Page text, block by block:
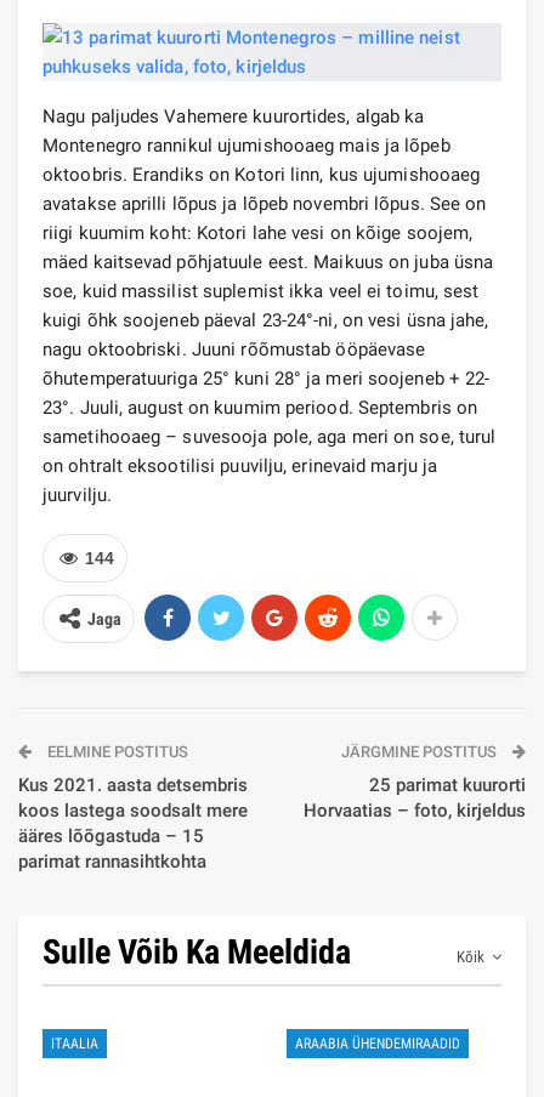
Nagu paljudes Vahemere kuurortides, algab ka
Montenegro rannikul ujumishooaeg mais ja lõpeb
oktoobris. Erandiks on Kotori linn, kus ujumishooaeg
avatakse aprilli lõpus ja lõpeb novembri lõpus. See on
riigi kuumim koht: Kotori lahe vesi on kõige soojem,
mäed kaitsevad põhjatuule eest. Maikuus on juba üsna
soe, kuid massilist suplemist ikka veel ei toimu, sest
kuigi õhk soojeneb päeval 23-24°-ni, on vesi üsna jahe,
nagu oktoobriski. Juuni rõõmustab ööpäevase
õhutemperatuuriga 25° kuni 28° ja meri soojeneb + ​​22-
23°. Juuli, august on kuumim periood. Septembris on
sametihooaeg – suvesooja pole, aga meri on soe, turul
on ohtralt eksootilisi puuvilju, erinevaid marju ja
juurvilju.
144
Jaga
EELMINE POSTITUS
Kus 2021. aasta detsembris
koos lastega soodsalt mere
ääres lõõgastuda – 15
parimat rannasihtkohta
JÄRGMINE POSTITUS
25 parimat kuurorti
Horvaatias – foto, kirjeldus
Kõik
Sulle Võib Ka Meeldida
ITAALIA ARAABIA ÜHENDEMIRAADID